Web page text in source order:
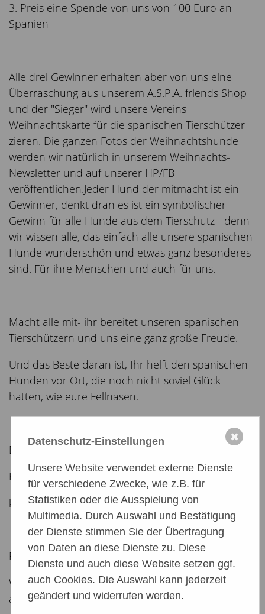
3. Preis eine Spende von uns von 100 Euro an
Spanien
Alle drei Gewinner erhalten aber von uns eine
Überraschung aus unserem A.S.P.A. friends Shop
und der "Sieger" wird unsere Vereins
Weihnachtskarte für die spanischen Tierschützer
zieren. Die ganzen Fotos der Weihnachtshunde
werden wir natürlich in unserem Weihnachts-
Newsletter und auf unserer HP/FB
veröffentlichen.Jeder Hund der mitmacht ist ein
Gewinner, denkt dran es ist ein symbolischer
Gewinn für alle Hunde aus dem Tierschutz - denn
wir wissen alle, das einfach alle unsere spanischen
Hunde wunderschön und etwas ganz besonderes
sind. Für ihre Menschen und auch für uns.
Macht alle mit- ihr bereitet unseren spanischen
Tierschützern und uns eine ganz große Freude.
Und das Beste daran ist, Ihr helft den spanischen
Hunden vor Ort, die noch nicht soviel Glück
hatten, wie eure Fellnasen.
Bitte sendet eure Fotos an:
Kirsten Berger
k.berger@aspa-ev.de
Einsendeschluß ist Sonntag, der 18. Dezember
Wir sind alle schon ganz gespannt und freuen uns
auf weihnachtliche Fotos von euren Hundenasen.
Datenschutz-Einstellungen
Unsere Website verwendet externe Dienste
für verschiedene Zwecke, wie z.B. für
Statistiken oder die Ausspielung von
Multimedia. Durch Auswahl und Bestätigung
der Dienste stimmen Sie der Übertragung
von Daten an diese Dienste zu. Diese
Dienste und auch diese Website setzen ggf.
auch Cookies. Die Auswahl kann jederzeit
geändert und widerrufen werden.
✖